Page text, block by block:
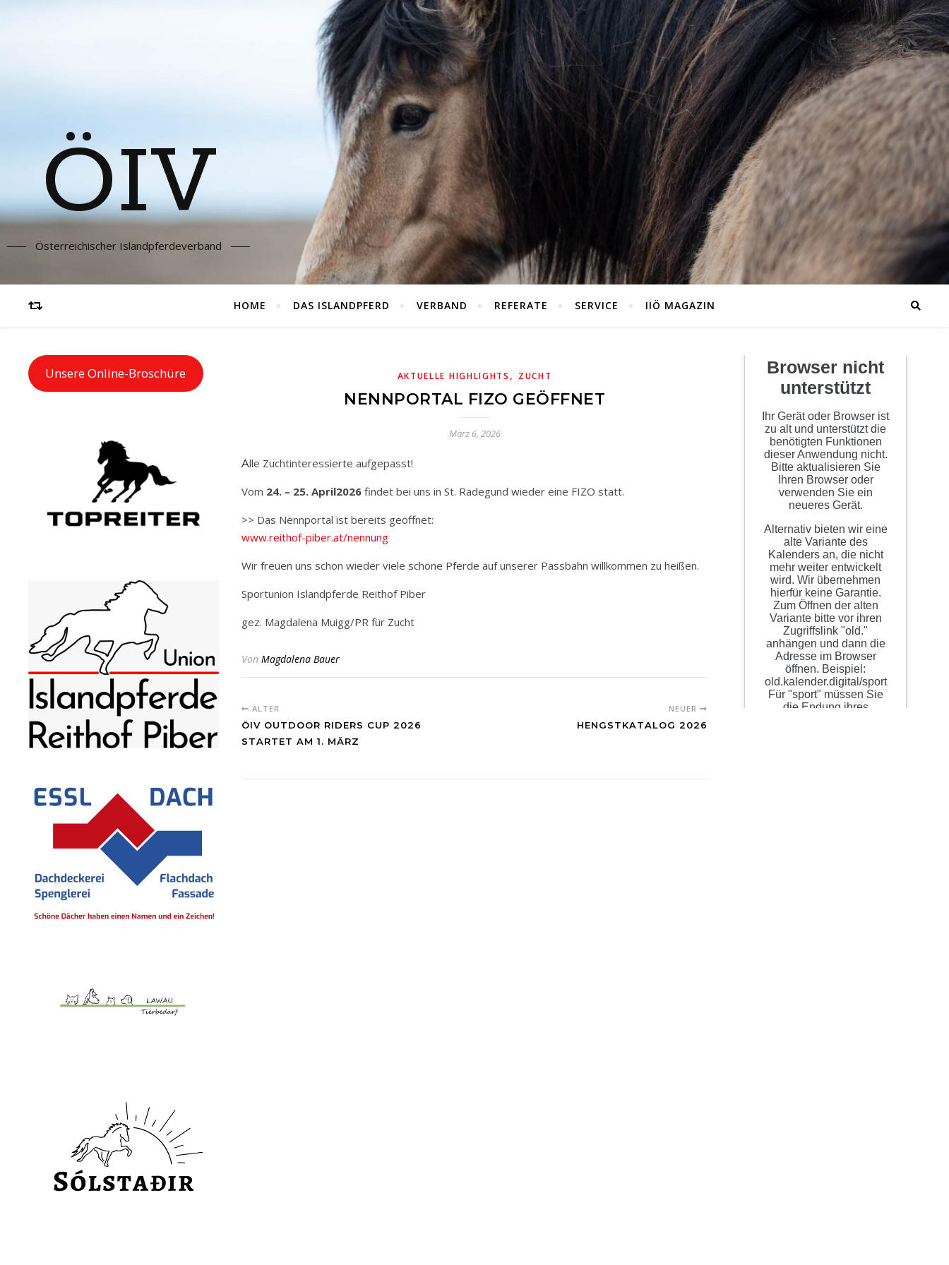
ÖIV
Österreichischer Islandpferdeverband
HOME DAS ISLANDPFERD VERBAND REFERATE SERVICE IIÖ MAGAZIN
Unsere Online-Broschüre AKTUELLE HIGHLIGHTS , ZUCHT
NENNPORTAL FIZO GEÖFFNET
März 6, 2026
Alle Zuchtinteressierte aufgepasst!
Vom 24. – 25. April2026 findet bei uns in St. Radegund wieder eine FIZO statt.
>> Das Nennportal ist bereits geöffnet:
www.reithof-piber.at/nennung
Wir freuen uns schon wieder viele schöne Pferde auf unserer Passbahn willkommen zu heißen.
Sportunion Islandpferde Reithof Piber
gez. Magdalena Muigg/PR für Zucht
Von Magdalena Bauer
ÄLTER
ÖIV OUTDOOR RIDERS CUP 2026
STARTET AM 1. MÄRZ
NEUER
HENGSTKATALOG 2026